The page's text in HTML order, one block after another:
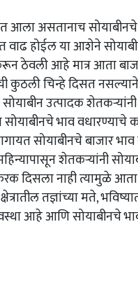
आला असतानाच
वाढ होईल या आशेने
ठेवली आहे मात्र आता
कुठली चिन्हे दिसत
उत्पादक
सोयाबीनचे भाव वधारण्याचे
सोयाबीनचे बाजार
शेतकऱ्यांनी
दिसला नाही त्यामुळे आता
तज्ञांच्या मते,
आहे आणि सोयाबीनचे